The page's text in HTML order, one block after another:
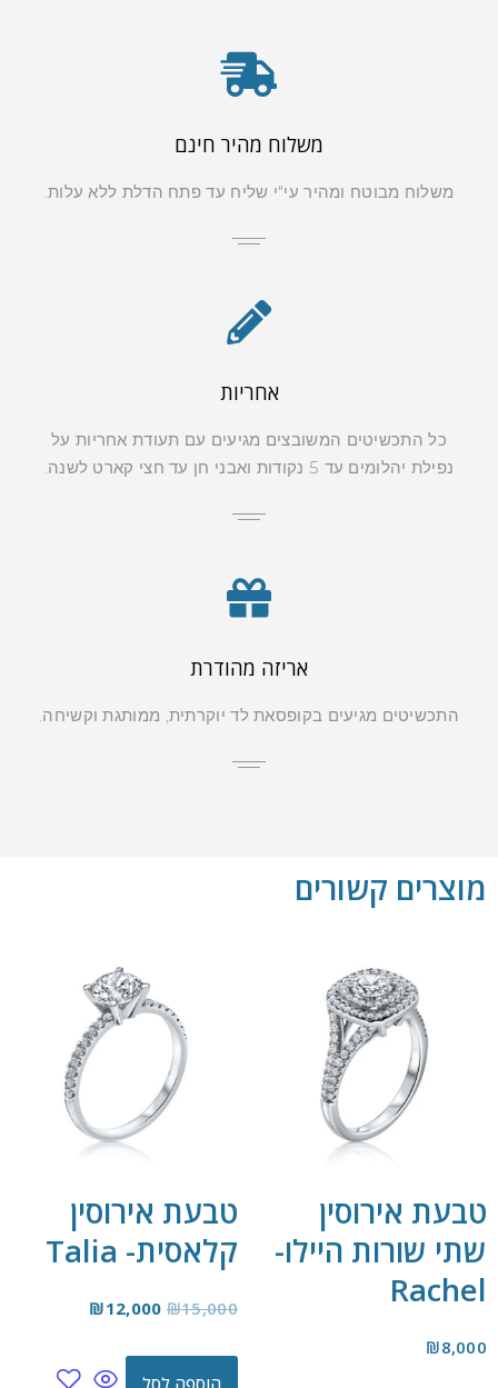
משלוח מהיר חינם
משלוח מבוטח ומהיר עי"י שליח עד פתח הדלת ללא עלות.
אחריות
כל התכשיטים המשובצים מגיעים עם תעודת אחריות על
נפילת יהלומים עד 5 נקודות ואבני חן עד חצי קארט לשנה.
אריזה מהודרת
התכשיטים מגיעים בקופסאת לד יוקרתית, ממותגת וקשיחה.
מוצרים קשורים
טבעת אירוסין
שתי שורות היילו-
Rachel
₪8,000
טבעת אירוסין
קלאסית- Talia
₪15,000
₪12,000